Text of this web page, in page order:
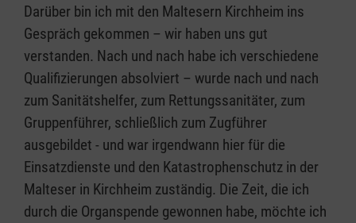
Darüber bin ich mit den Maltesern Kirchheim ins
Gespräch gekommen – wir haben uns gut
verstanden. Nach und nach habe ich verschiedene
Qualifizierungen absolviert – wurde nach und nach
zum Sanitätshelfer, zum Rettungssanitäter, zum
Gruppenführer, schließlich zum Zugführer
ausgebildet - und war irgendwann hier für die
Einsatzdienste und den Katastrophenschutz in der
Malteser in Kirchheim zuständig. Die Zeit, die ich
durch die Organspende gewonnen habe, möchte ich